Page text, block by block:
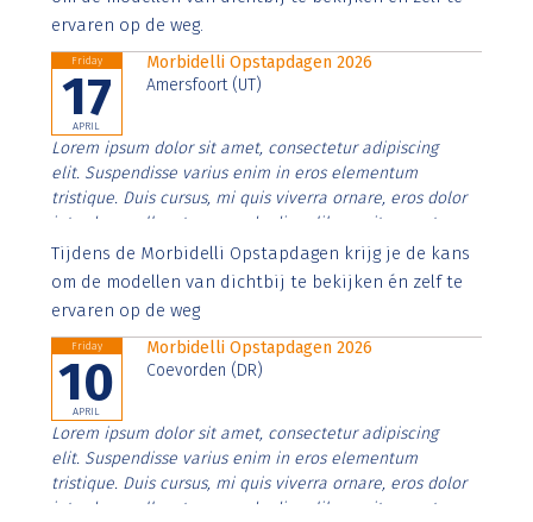
ervaren op de weg.
Friday
17
APRIL
Morbidelli Opstapdagen 2026
Amersfoort (UT)
Lorem ipsum dolor sit amet, consectetur adipiscing
elit. Suspendisse varius enim in eros elementum
tristique. Duis cursus, mi quis viverra ornare, eros dolor
interdum nulla, ut commodo diam libero vitae erat.
Aenean faucibus nibh et justo cursus id rutrum lorem
imperdiet. Nunc ut sem vitae risus tristique posuere.
Tijdens de Morbidelli Opstapdagen krijg je de kans
om de modellen van dichtbij te bekijken én zelf te
ervaren op de weg
Friday
10
APRIL
Morbidelli Opstapdagen 2026
Coevorden (DR)
Lorem ipsum dolor sit amet, consectetur adipiscing
elit. Suspendisse varius enim in eros elementum
tristique. Duis cursus, mi quis viverra ornare, eros dolor
interdum nulla, ut commodo diam libero vitae erat.